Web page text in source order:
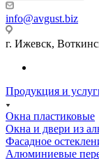
info@avgust.biz
г. Ижевск,
Продукция и
Окна пластиковые
Окна и двери из
Фасадное
Алюминиевые